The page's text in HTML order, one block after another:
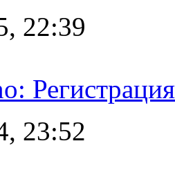
22:39
23:52